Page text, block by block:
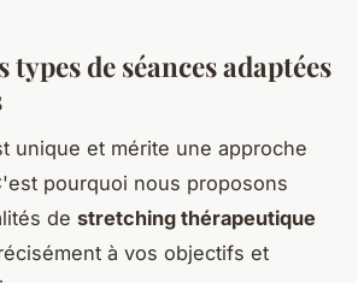
de séances adaptées
unique et mérite une approche
pourquoi nous proposons
de stretching thérapeutique
à vos objectifs et